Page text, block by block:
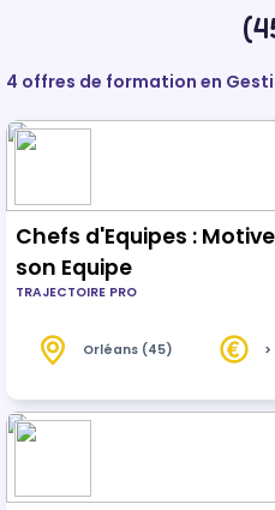
4 offres de formation en
Chefs d'Equipes :
son Equipe
TRAJECTOIRE PRO
Orléans (45)